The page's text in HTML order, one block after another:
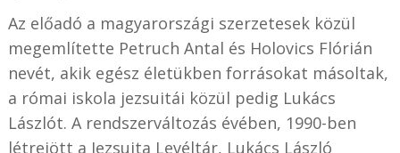
Az előadó a magyarországi szerzetesek közül
megemlítette Petruch Antal és Holovics Flórián
nevét, akik egész életükben forrásokat másoltak,
a római iskola jezsuitái közül pedig Lukács
Lászlót. A rendszerváltozás évében, 1990-ben
létrejött a Jezsuita Levéltár, Lukács László